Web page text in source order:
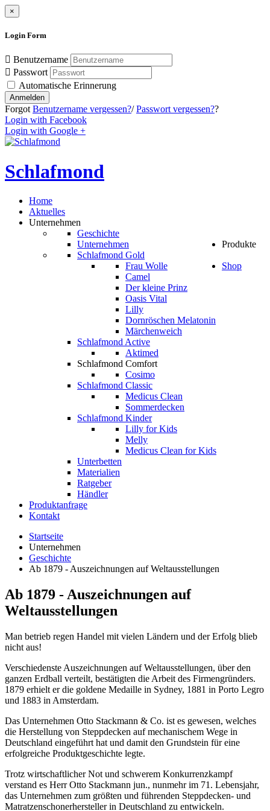
×
Login Form
Benutzername
Passwort
Automatische Erinnerung
Anmelden
Forgot Benutzername vergessen?/Passwort vergessen??
Login with Facebook
Login with Google +
Schlafmond
Home
Aktuelles
Unternehmen
Geschichte
Unternehmen
Produkte
Schlafmond Gold
Frau Wolle
Camel
Der kleine Prinz
Oasis Vital
Lilly
Dornröschen Melatonin
Märchenweich
Schlafmond Active
Aktimed
Schlafmond Comfort
Cosimo
Schlafmond Classic
Medicus Clean
Sommerdecken
Schlafmond Kinder
Lilly for Kids
Melly
Medicus Clean for Kids
Unterbetten
Materialien
Ratgeber
Händler
Shop
Produktanfrage
Kontakt
Startseite
Unternehmen
Geschichte
Ab 1879 - Auszeichnungen auf Weltausstellungen
Ab 1879 - Auszeichnungen auf
Weltausstellungen
Man betrieb regen Handel mit vielen Ländern und der Erfolg blieb
nicht aus!
Verschiedenste Auszeichnungen auf Weltausstellungen, über den
ganzen Erdball verteilt, bestätigten die Arbeit des Firmengründers.
1879 erhielt er die goldene Medaille in Sydney, 1881 in Porto Legro
und 1883 in Amsterdam.
Das Unternehmen Otto Stackmann & Co. ist es gewesen, welches
die Herstellung von Steppdecken auf mechanischem Wege in
Deutschland eingeführt hat und damit den Grundstein für eine
erfolgreiche Produktgeschichte legte.
Trotz wirtschaftlicher Not und schwerem Konkurrenzkampf
verstand es Herr Otto Stackmann jun., nunmehr im 71. Lebensjahr,
das Unternehmen zum größten und führenden Steppdecken- und
Matratzenschonerhersteller in Deutschland zu entwickeln.